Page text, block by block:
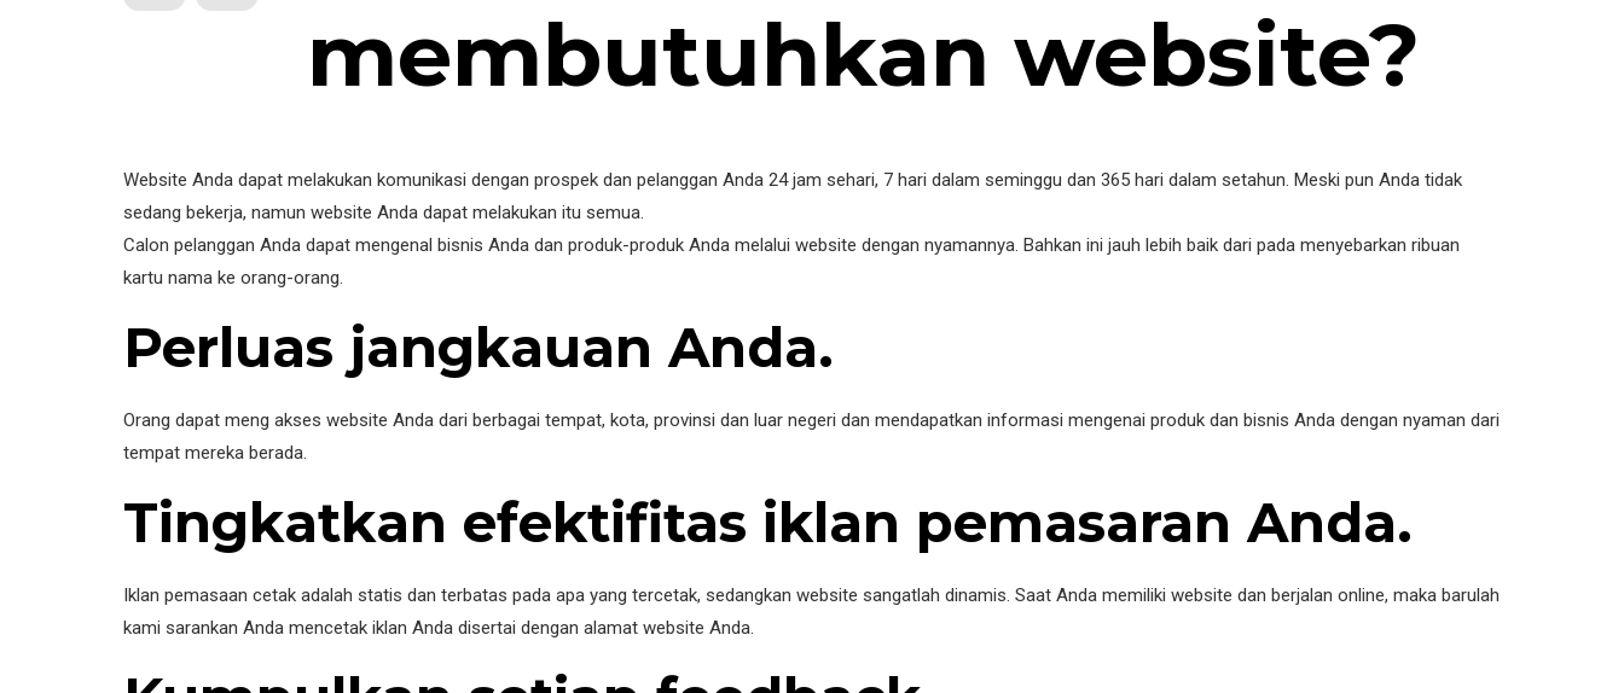
membutuhkan website?
Website Anda dapat melakukan komunikasi dengan prospek dan pelanggan Anda 24 jam sehari, 7 hari dalam seminggu dan 365 hari dalam setahun. Meski pun Anda tidak
sedang bekerja, namun website Anda dapat melakukan itu semua.
Calon pelanggan Anda dapat mengenal bisnis Anda dan produk-produk Anda melalui website dengan nyamannya. Bahkan ini jauh lebih baik dari pada menyebarkan ribuan
kartu nama ke orang-orang.
Perluas jangkauan Anda.
Orang dapat meng akses website Anda dari berbagai tempat, kota, provinsi dan luar negeri dan mendapatkan informasi mengenai produk dan bisnis Anda dengan nyaman dari
tempat mereka berada.
Tingkatkan efektifitas iklan pemasaran Anda.
Iklan pemasaan cetak adalah statis dan terbatas pada apa yang tercetak, sedangkan website sangatlah dinamis. Saat Anda memiliki website dan berjalan online, maka barulah
kami sarankan Anda mencetak iklan Anda disertai dengan alamat website Anda.